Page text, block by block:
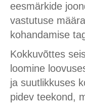
eesmärkide
vastutuse
kohandamise
Kokkuvõttes
loomine
ja suutlikkuses
pidev teekond,